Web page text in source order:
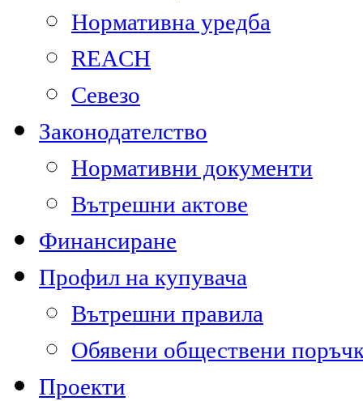
Нормативна уредба
REACH
Севезо
Законодателство
Нормативни документи
Вътрешни актове
Финансиране
Профил на купувача
Вътрешни правила
Обявени обществени
Проекти